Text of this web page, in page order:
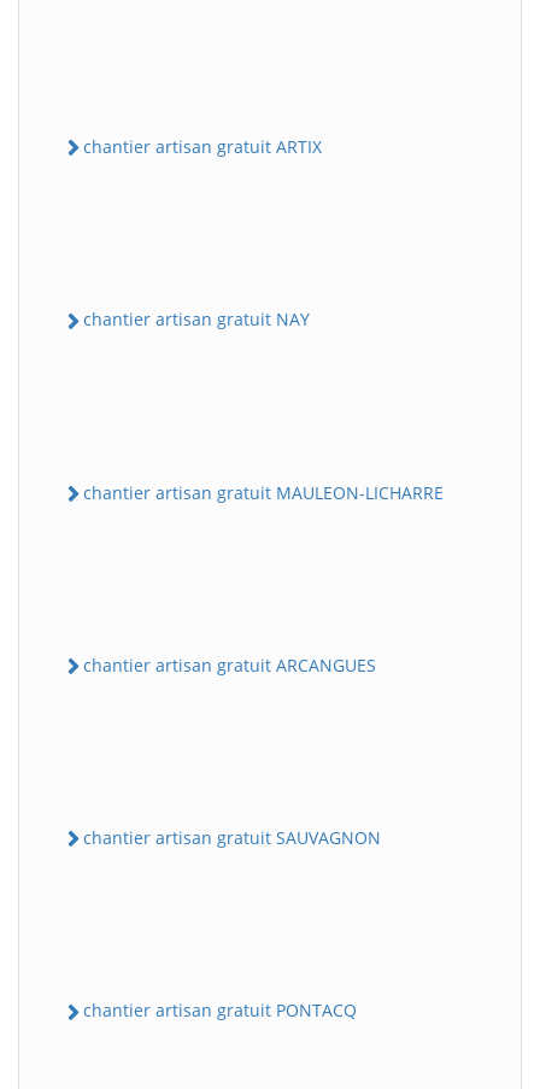
chantier artisan gratuit ARTIX
chantier artisan gratuit NAY
chantier artisan gratuit MAULEON-LICHARRE
chantier artisan gratuit ARCANGUES
chantier artisan gratuit SAUVAGNON
chantier artisan gratuit PONTACQ